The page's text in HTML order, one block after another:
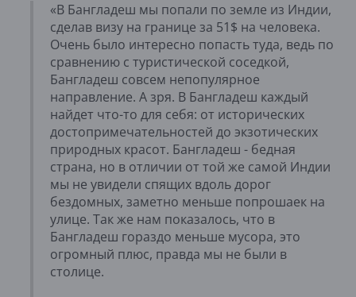
«В Бангладеш мы попали по земле из Индии,
сделав визу на границе за 51$ на человека.
Очень было интересно попасть туда, ведь по
сравнению с туристической соседкой,
Бангладеш совсем непопулярное
направление. А зря. В Бангладеш каждый
найдет что-то для себя: от исторических
достопримечательностей до экзотических
природных красот. Бангладеш - бедная
страна, но в отличии от той же самой Индии
мы не увидели спящих вдоль дорог
бездомных, заметно меньше попрошаек на
улице. Так же нам показалось, что в
Бангладеш гораздо меньше мусора, это
огромный плюс, правда мы не были в
столице.